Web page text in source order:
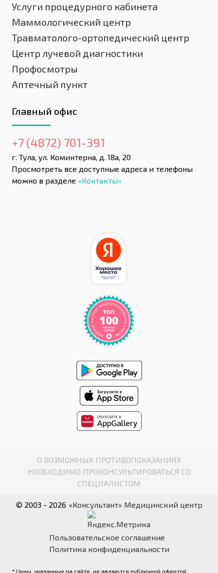
Услуги процедурного кабинета
Маммологический центр
Травматолого-ортопедический центр
Центр лучевой диагностики
Профосмотры
Аптечный пункт
Главный офис
+7 (4872) 701-391
г. Тула, ул. Коминтерна, д. 18а, 20
Просмотреть все доступные адреса и телефоны
можно в разделе «Контакты»
О ВОЗМОЖНЫХ ПРОТИВОПОКАЗАНИЯХ
НЕОБХОДИМО ПРОКОНСУЛЬТИРОВАТЬСЯ СО
СПЕЦИАЛИСТОМ
© 2003 - 2026 «Консультант» Медицинский центр
Пользовательское соглашение
Политика конфиденциальности
* Цены, указанные на сайте, не являются публичной офертой.